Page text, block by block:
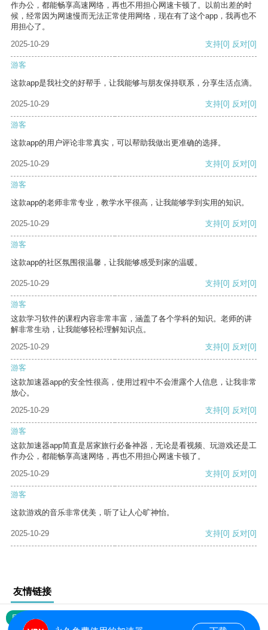
作办公，都能畅享高速网络，再也不用担心网速卡顿了。以前出差的时
候，经常因为网速慢而无法正常使用网络，现在有了这个app，我再也不
用担心了。
2025-10-29
支持[0] 反对[0]
游客
这款app是我社交的好帮手，让我能够与朋友保持联系，分享生活点滴。
2025-10-29 支持[0] 反对[0]
游客
这款app的用户评论非常真实，可以帮助我做出更准确的选择。
2025-10-29 支持[0] 反对[0]
游客
这款app的老师非常专业，教学水平很高，让我能够学到实用的知识。
2025-10-29 支持[0] 反对[0]
游客
这款app的社区氛围很温馨，让我能够感受到家的温暖。
2025-10-29 支持[0] 反对[0]
游客
这款学习软件的课程内容非常丰富，涵盖了各个学科的知识。老师的讲
解非常生动，让我能够轻松理解知识点。
2025-10-29
支持[0] 反对[0]
游客
这款加速器app的安全性很高，使用过程中不会泄露个人信息，让我非常
放心。
2025-10-29
支持[0] 反对[0]
游客
这款加速器app简直是居家旅行必备神器，无论是看视频、玩游戏还是工
作办公，都能畅享高速网络，再也不用担心网速卡顿了。
2025-10-29
支持[0] 反对[0]
游客
这款游戏的音乐非常优美，听了让人心旷神怡。
2025-10-29 支持[0] 反对[0]
友情链接
网站地图